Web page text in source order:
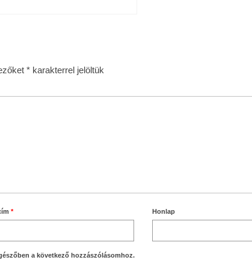
* karakterrel jelöltük
* Honlap
a következő hozzászólásomhoz.